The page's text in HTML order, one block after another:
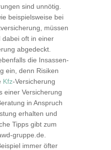
sind unnötig.
beispielsweise bei
müssen
dabei oft in einer
abgedeckt.
die Insassen-
ein, denn Risiken
Kfz-Versicherung
einer Versicherung
in Anspruch
erhalten und
Tipps gibt zum
gruppe.de.
immer öfter